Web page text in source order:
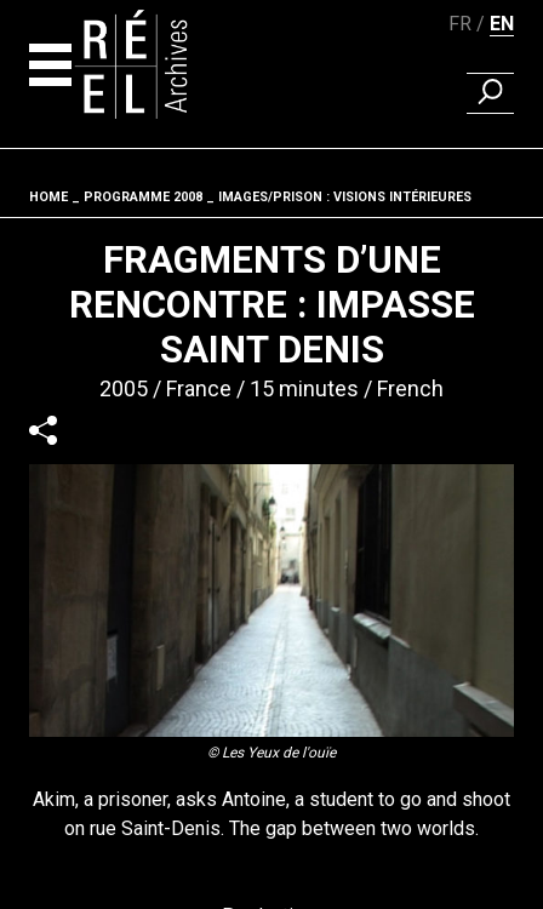
FR EN
FIND A
Fil d'ariane
HOME PROGRAMME 2008 IMAGES/PRISON : VISIONS INTÉRIEURES
FRAGMENTS D’UNE
RENCONTRE : IMPASSE
SAINT DENIS
2005 France 15 minutes French
© Les Yeux de l'ouïe
Akim, a prisoner, asks Antoine, a student to go and shoot
on rue Saint-Denis. The gap between two worlds.